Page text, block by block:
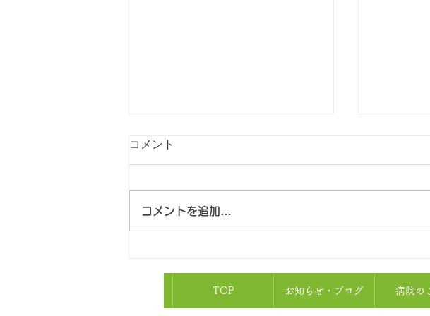
お知らせ
コメント
コメントを追加…
TOP お知らせ・ブログ 病院の